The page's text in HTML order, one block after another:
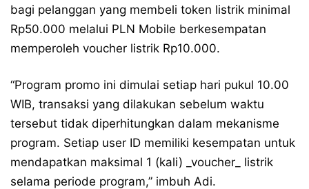
bagi pelanggan yang membeli token listrik minimal
Rp50.000 melalui PLN Mobile berkesempatan
memperoleh voucher listrik Rp10.000.
“Program promo ini dimulai setiap hari pukul 10.00
WIB, transaksi yang dilakukan sebelum waktu
tersebut tidak diperhitungkan dalam mekanisme
program. Setiap user ID memiliki kesempatan untuk
mendapatkan maksimal 1 (kali) _voucher_ listrik
selama periode program,” imbuh Adi.